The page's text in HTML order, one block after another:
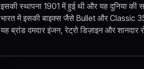
इसकी स्थापना 1901 में हुई थी और यह दुनिया की
भारत में इसकी बाइक्स जैसे Bullet और Classic
यह ब्रांड दमदार इंजन, रेट्रो डिज़ाइन और शानदार